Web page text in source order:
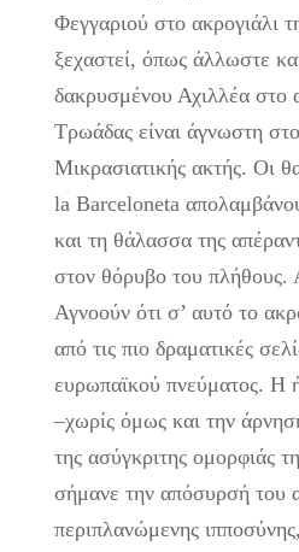
Φεγγαριού στο ακρογιάλι
ξεχαστεί, όπως άλλωστε
δακρυσμένου Αχιλλέα στο
Τρωάδας είναι άγνωστη
Μικρασιατικής ακτής. Οι
la Barceloneta
και τη θάλασσα της
στον θόρυβο του πλήθους.
Αγνοούν ότι σ’ αυτό το
από τις πιο δραματικές
ευρωπαϊκού πνεύματος. Η
–χωρίς όμως και την
της ασύγκριτης ομορφιάς
σήμανε την απόσυρσή του
περιπλανώμενης